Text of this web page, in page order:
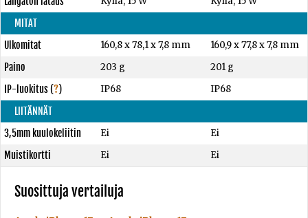
MITAT
Ulkomitat
160,8 x 78,1 x 7,8 mm
160,9 x 77,8 x 7,8 mm
Paino
203 g
201 g
IP-luokitus(?) IP68
IP68
LIITÄNNÄT
3,5mm kuulokeliitin
Ei
Ei
Muistikortti
Ei Ei
Suosittuja vertailuja